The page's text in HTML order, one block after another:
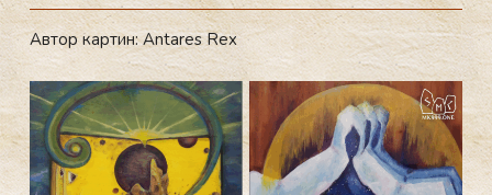
Автор картин: Antares Rex